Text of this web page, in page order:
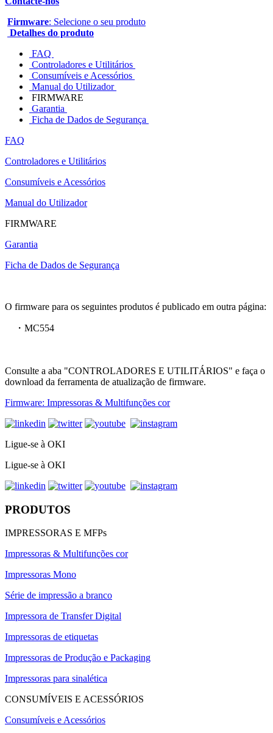
Firmware: Selecione o seu produto
Detalhes do produto
FAQ
Controladores e Utilitários
Consumíveis e Acessórios
Manual do Utilizador
FIRMWARE
Garantia
Ficha de Dados de Segurança
FAQ
Controladores e Utilitários
Consumíveis e Acessórios
Manual do Utilizador
FIRMWARE
Garantia
Ficha de Dados de Segurança
O firmware para os seguintes produtos é publicado em outra página:
・MC554
Consulte a aba "CONTROLADORES E UTILITÁRIOS" e faça o
download da ferramenta de atualização de firmware.
Firmware: Impressoras & Multifunções cor
Ligue-se à OKI
Ligue-se à OKI
PRODUTOS
IMPRESSORAS E MFPs
Impressoras & Multifunções cor
Impressoras Mono
Série de impressão a branco
Impressora de Transfer Digital
Impressoras de etiquetas
Impressoras de Produção e Packaging
Impressoras para sinalética
CONSUMÍVEIS E ACESSÓRIOS
Consumíveis e Acessórios